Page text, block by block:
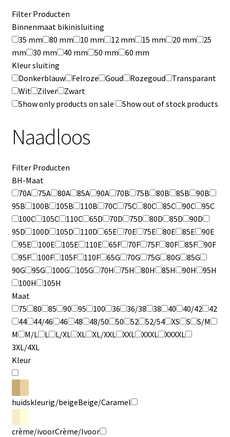
Filter Producten
Binnenmaat bikinisluiting
35 mm
80 mm 10 mm 12 mm 15 mm 20 mm
25
mm
30 mm 40 mm 50 mm
60 mm
Kleur sluiting
Donkerblauw
Felroze Goud Rozegoud
Transparant
Wit
Zilver
Zwart
Show only products on sale
Show out of stock products
Naadloos
Filter Producten
BH-Maat
70A
75A 80A 85A 90A 70B 75B 80B 85B
90B
95B
100B 105B 110B 70C 75C 80C 85C 90C
95C
100C
105C 110C 65D 70D 75D 80D 85D
90D
95D
100D 105D 110D 65E 70E 75E 80E 85E
90E
95E
100E 105E 110E 65F 70F 75F 80F 85F
90F
95F
100F 105F 110F 65G 70G 75G 80G
85G
90G
95G 100G 105G 70H 75H 80H 85H 90H
95H
100H
105H
Maat
75
80 85 90 95 100 36 36/38 38 40 40/42
42
44
44/46 46 48 48/50 50 52 52/54 XS S
S/M
M
M/L L L/XL XL XL/XXL XXL XXXL
XXXXL
3XL/4XL
Kleur
huidskleurig/beigeBeige/Caramel
crème/ivoorCrème/Ivoor